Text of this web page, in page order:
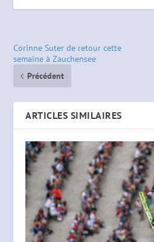
Corinne Suter de retour cette
semaine à Zauchensee
Précédent
ARTICLES SIMILAIRES